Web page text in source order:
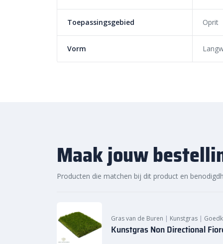
en voordelige prijzen van de Hydro Lineo 30x10x8
Bestratingsmarkt.com.
Toepassingsgebied Oprit
Vorm
Maak jouw
Producten die matchen bij dit product en
Gras van de Buren | Kunstgras |
Kunstgras Non Directional